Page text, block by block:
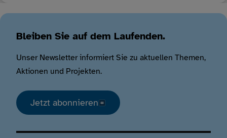
Bleiben Sie auf dem Laufenden.
Unser Newsletter informiert Sie zu aktuellen Themen,
Aktionen und Projekten.
Jetzt abonnieren